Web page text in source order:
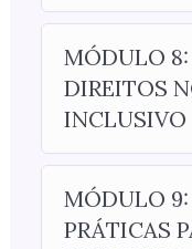
MÓDULO
DIREITOS
INCLUSIVO
MÓDULO 9:
PRÁTICAS